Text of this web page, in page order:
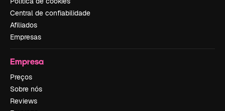
Central de confiabilidade
Afiliados
Empresas
Empresa
Preços
Sobre nós
Reviews